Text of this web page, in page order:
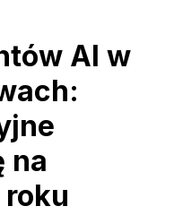
AI w
na